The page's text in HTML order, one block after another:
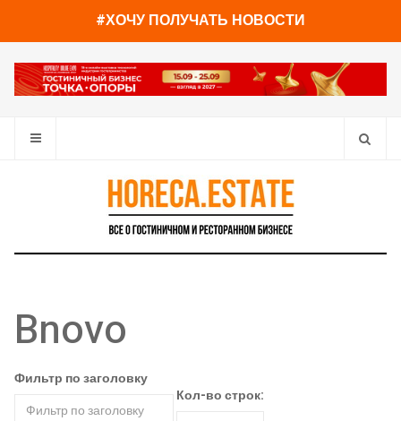
#ХОЧУ ПОЛУЧАТЬ НОВОСТИ
Bnovo
Фильтр по заголовку
Кол-во строк: